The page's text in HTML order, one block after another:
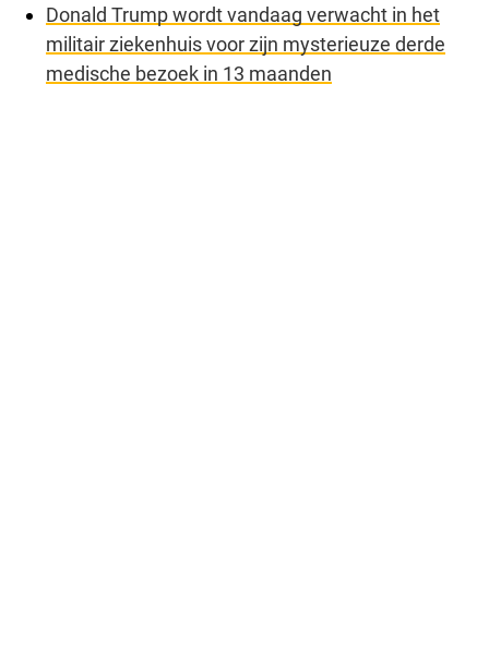
Donald Trump wordt vandaag verwacht in het
militair ziekenhuis voor zijn mysterieuze derde
medische bezoek in 13 maanden